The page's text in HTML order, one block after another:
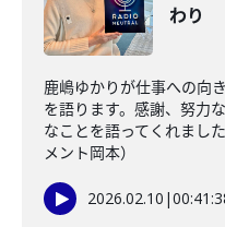
わり
鹿嶋ゆかりが仕事への向
を語ります。感謝、努力
なことを語ってくれまし
メント岡本）
2026.02.10 |